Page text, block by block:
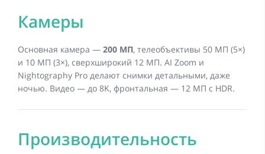
Камеры
Основная камера — 200 МП, телеобъективы 50 МП (5×)
и 10 МП (3×), сверхширокий 12 МП. AI Zoom и
Nightography Pro делают снимки детальными, даже
ночью. Видео — до 8K, фронтальная — 12 МП с HDR.
Производительность